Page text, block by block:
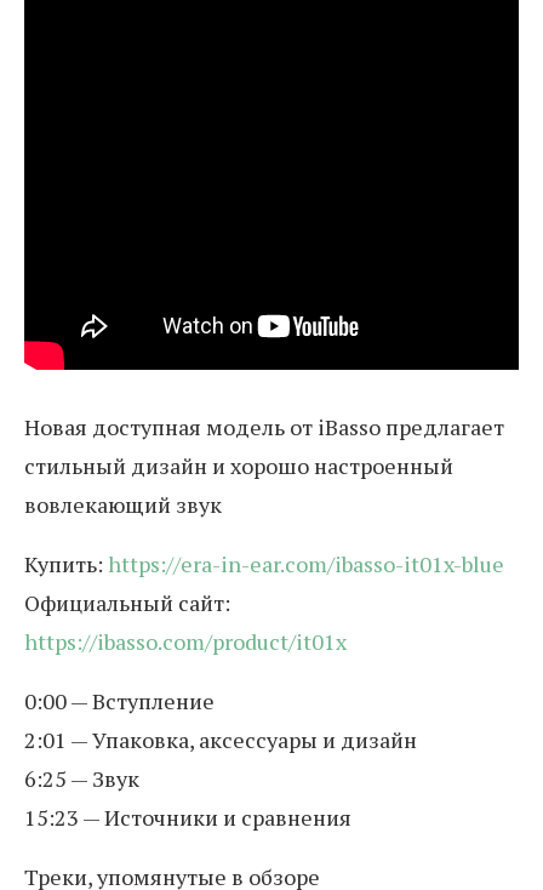
Новая доступная модель от iBasso предлагает
стильный дизайн и хорошо настроенный
вовлекающий звук
Купить: https://era-in-ear.com/ibasso-it01x-blue
Официальный сайт:
https://ibasso.com/product/it01x
0:00 — Вступление
2:01 — Упаковка, аксессуары и дизайн
6:25 — Звук
15:23 — Источники и сравнения
Треки, упомянутые в обзоре